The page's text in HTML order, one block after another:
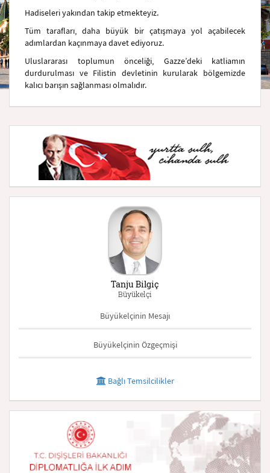
Hadiseleri yakından takip etmekteyiz.
Tüm tarafları, daha büyük bir çatışmaya yol açabilecek
adımlardan kaçınmaya davet ediyoruz.
Uluslararası toplumun önceliği, Gazze’deki katliamın
durdurulması ve Filistin devletinin kurularak bölgemizde
kalıcı barışın sağlanması olmalıdır.
Tanju Bilgiç
Büyükelçi
Büyükelçinin Mesajı
Büyükelçinin Özgeçmişi
Bağlı Temsilcilikler